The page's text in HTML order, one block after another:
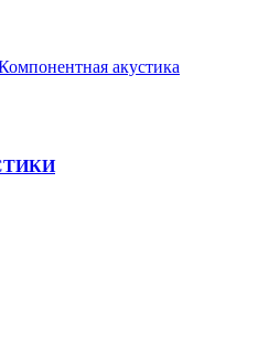
акустика